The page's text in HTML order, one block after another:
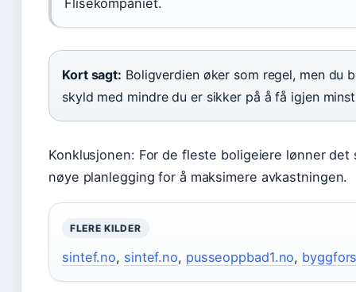
Flisekompaniet.
Kort sagt: Boligverdien øker som regel, men du
skyld med mindre du er sikker på å få igjen
Konklusjonen: For de fleste boligeiere lønner
nøye planlegging for å maksimere avkastningen.
FLERE KILDER
sintef.no, sintef.no, pusseoppbad1.no,